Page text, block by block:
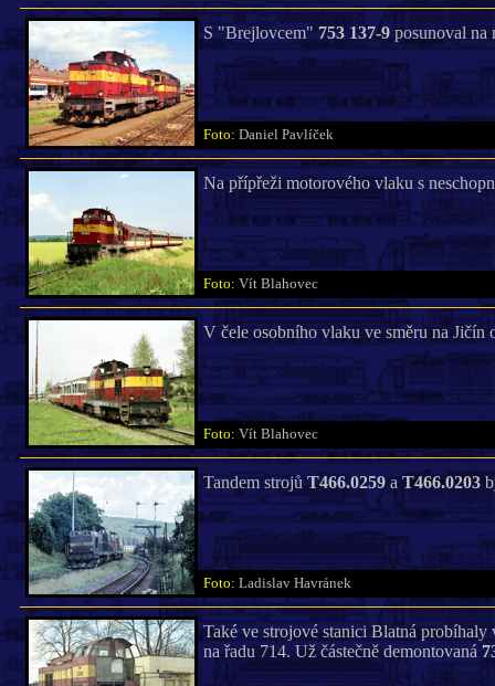
S "Brejlovcem"753 137-9posunoval na
Foto: Daniel Pavlíček
Na přípřeži motorového vlaku s
Foto: Vít Blahovec
V čele osobního vlaku ve směru na Jičín
Foto: Vít Blahovec
Tandem strojůT466.0259a T466.0203
Foto: Ladislav Havránek
Také ve strojové stanici Blatná
na řadu 714. Už částečně demontovaná